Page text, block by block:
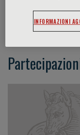
Nicholas Hart
INFORMAZIONI